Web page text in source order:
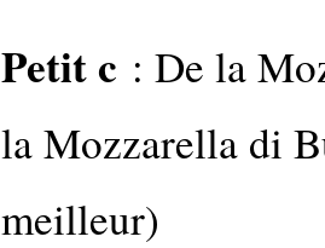
Petit c : De la
la Mozzarella di
meilleur)